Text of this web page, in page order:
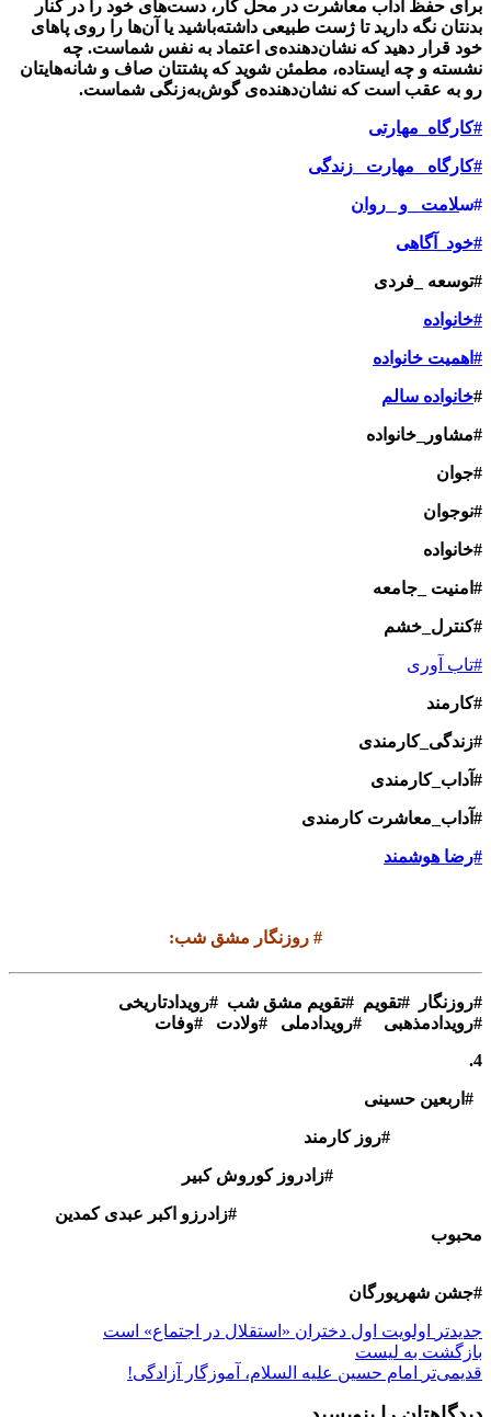
برای حفظ آداب معاشرت در محل کار، دست‌های خود را در کنار
بدنتان نگه دارید تا ژست طبیعی داشته‌باشید یا آن‌ها را روی پاهای
خود قرار دهید که نشان‌دهنده‌ی اعتماد ‌به نفس شماست. چه
نشسته و چه ایستاده، مطمئن شوید که پشتتان صاف و شانه‌هایتان
رو به عقب است که نشان‌دهنده‌ی گوش‌به‌زنگی شماست.
#کارگاه_مهارتی
#کارگاه _مهارت _زندگی
#سلامت _و _روان
#خود_آگاهی
#توسعه _فردی
#خانواده
#اهمیت خانواده
#خانواده سالم
#مشاور_خانواده
#جوان
#نوجوان
#خانواده
#امنیت _جامعه
#کنترل_خشم
#تاب آوری
#کارمند
#زندگی_کارمندی
#آداب_کارمندی
#آداب_معاشرت کارمندی
#رضا هوشمند
# روزنگار مشق شب:
#روزنگار #تقویم #تقویم مشق شب #رویدادتاریخی
#رویدادمذهبی #رویدادملی #ولادت #وفات
4.
#اربعین حسینی
#روز کارمند
#زادروز کوروش کبیر
#زادرزو اکبر عبدی کمدین
محبوب
#جشن شهریورگان
جدیدتر
اولویت اول دختران «استقلال در اجتماع» است
بازگشت بە لیست
قدیمی‌تر
امام حسین علیه السلام، آموزگار آزادگی!